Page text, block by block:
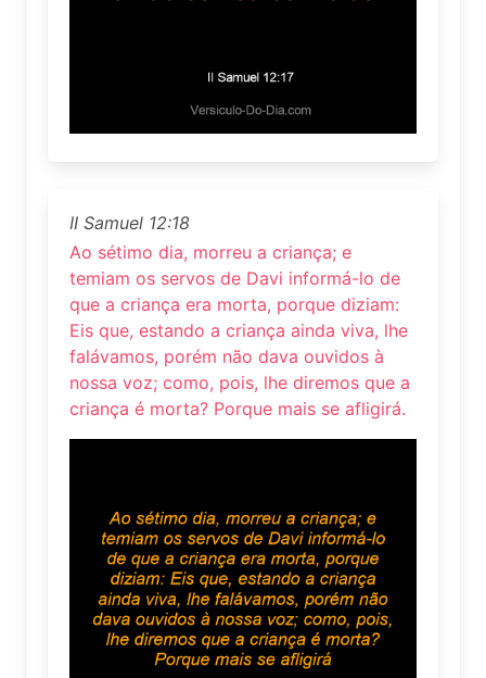
II Samuel 12:18
Ao sétimo dia, morreu a criança; e
temiam os servos de Davi informá-lo de
que a criança era morta, porque diziam:
Eis que, estando a criança ainda viva, lhe
falávamos, porém não dava ouvidos à
nossa voz; como, pois, lhe diremos que a
criança é morta? Porque mais se afligirá.